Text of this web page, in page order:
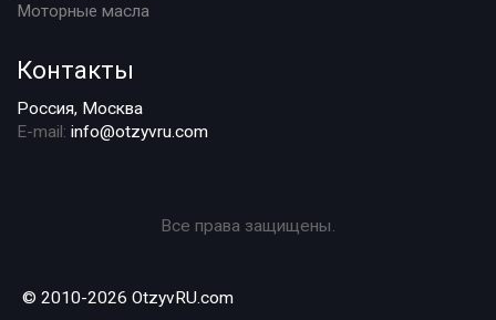
Моторные масла
Контакты
Россия, Москва
E-mail: info@otzyvru.com
Все права защищены.
© 2010-2026 OtzyvRU.com